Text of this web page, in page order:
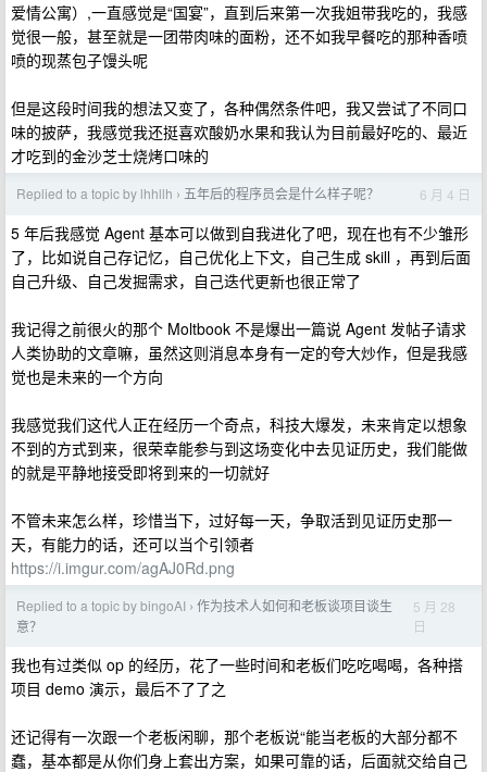
爱情公寓）,一直感觉是“国宴”，直到后来第一次我姐带我吃的，我感
觉很一般，甚至就是一团带肉味的面粉，还不如我早餐吃的那种香喷
喷的现蒸包子馒头呢
但是这段时间我的想法又变了，各种偶然条件吧，我又尝试了不同口
味的披萨，我感觉我还挺喜欢酸奶水果和我认为目前最好吃的、最近
才吃到的金沙芝士烧烤口味的
Replied to a topic by lhhllh › 五年后的程序员会是什么样子呢？ 6 月 4 日
5 年后我感觉 Agent 基本可以做到自我进化了吧，现在也有不少雏形
了，比如说自己存记忆，自己优化上下文，自己生成 skill ，再到后面
自己升级、自己发掘需求，自己迭代更新也很正常了
我记得之前很火的那个 Moltbook 不是爆出一篇说 Agent 发帖子请求
人类协助的文章嘛，虽然这则消息本身有一定的夸大炒作，但是我感
觉也是未来的一个方向
我感觉我们这代人正在经历一个奇点，科技大爆发，未来肯定以想象
不到的方式到来，很荣幸能参与到这场变化中去见证历史，我们能做
的就是平静地接受即将到来的一切就好
不管未来怎么样，珍惜当下，过好每一天，争取活到见证历史那一
天，有能力的话，还可以当个引领者
https://i.imgur.com/agAJ0Rd.png
Replied to a topic by bingoAI › 作为技术人如何和老板谈项目谈生
意？
5 月 28
日
我也有过类似 op 的经历，花了一些时间和老板们吃吃喝喝，各种搭
项目 demo 演示，最后不了了之
还记得有一次跟一个老板闲聊，那个老板说“能当老板的大部分都不
蠢，基本都是从你们身上套出方案，如果可靠的话，后面就交给自己